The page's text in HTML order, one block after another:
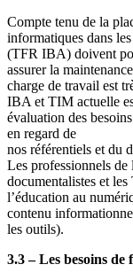
Compte tenu de la
informatiques dans
(TFR IBA) doivent
assurer la
charge de travail est
IBA et TIM actuelle
évaluation des
en regard de
nos référentiels et du
Les professionnels de
documentalistes et
l’éducation au
contenu
les outils).
3.3 – Les besoins de